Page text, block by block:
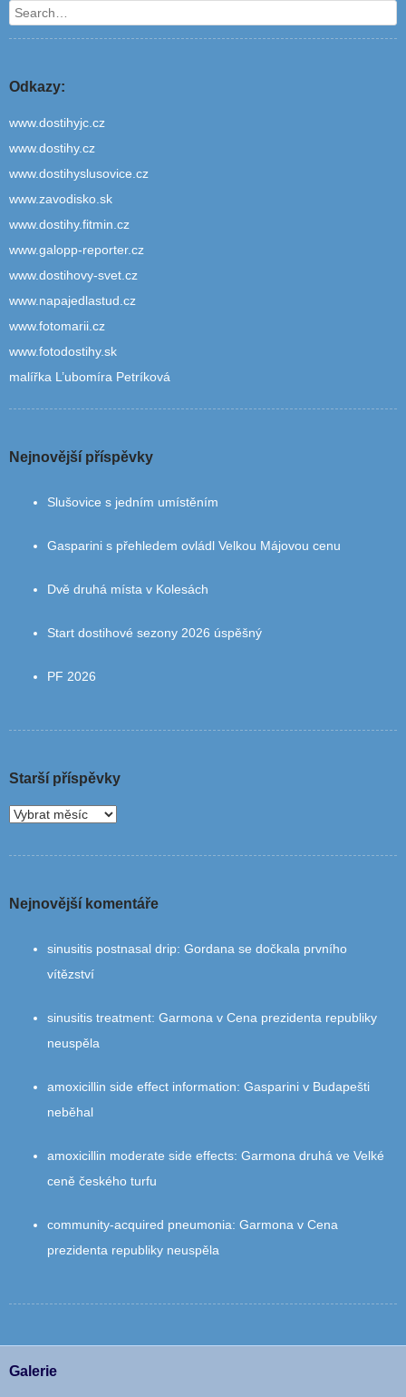
Search
Odkazy:
www.dostihyjc.cz
www.dostihy.cz
www.dostihyslusovice.cz
www.zavodisko.sk
www.dostihy.fitmin.cz
www.galopp-reporter.cz
www.dostihovy-svet.cz
www.napajedlastud.cz
www.fotomarii.cz
www.fotodostihy.sk
malířka L’ubomíra Petríková
Nejnovější příspěvky
Slušovice s jedním umístěním
Gasparini s přehledem ovládl Velkou Májovou cenu
Dvě druhá místa v Kolesách
Start dostihové sezony 2026 úspěšný
PF 2026
Starší příspěvky
Nejnovější komentáře
sinusitis postnasal drip: Gordana se dočkala prvního
vítězství
sinusitis treatment: Garmona v Cena prezidenta republiky
neuspěla
amoxicillin side effect information: Gasparini v Budapešti
neběhal
amoxicillin moderate side effects: Garmona druhá ve Velké
ceně českého turfu
community‑acquired pneumonia: Garmona v Cena
prezidenta republiky neuspěla
Galerie